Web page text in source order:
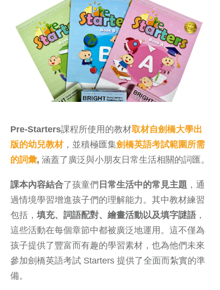
Pre-Starters課程所使用的教材取材自劍橋大學出
版的幼兒教材，並積極匯集劍橋英語考試範圍所需
的詞彙, 涵蓋了廣泛與小朋友日常生活相關的詞匯。
課本內容結合了孩童們 日常生活中的常見主題 ，通
過情境學習增進孩子們的理解能力。其中教材練習
包括， 填充、詞語配對、繪畫活動以及填字謎語，
這些活動在每個章節中都被廣泛地運用。這不僅為
孩子提供了豐富而有趣的學習素材，也為他們未來
參加劍橋英語考試 Starters 提供了全面而紮實的準
備。